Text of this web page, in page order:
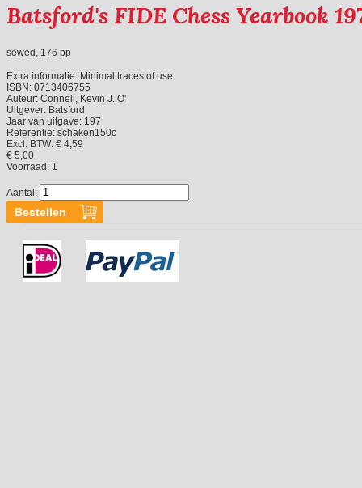
Batsford's FIDE Chess Yearbook
sewed, 176 pp
Extra informatie: Minimal traces of use
ISBN: 0713406755
Auteur: Connell, Kevin J. O'
Uitgever: Batsford
Jaar van uitgave: 197
Referentie: schaken150c
Excl. BTW: € 4,59
€ 5,00
Voorraad: 1
Aantal: